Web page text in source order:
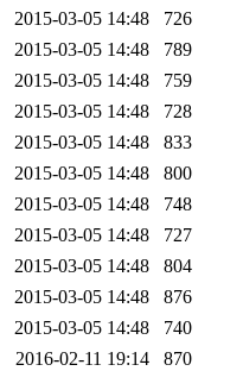
2015-03-05 14:48
726
2015-03-05 14:48
789
2015-03-05 14:48
759
2015-03-05 14:48
728
2015-03-05 14:48
833
2015-03-05 14:48
800
2015-03-05 14:48
748
2015-03-05 14:48
727
2015-03-05 14:48
804
2015-03-05 14:48
876
2015-03-05 14:48
740
2016-02-11 19:14
870